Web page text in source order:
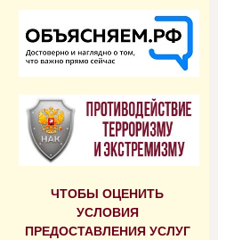
ЧТОБЫ ОЦЕНИТЬ
УСЛОВИЯ
ПРЕДОСТАВЛЕНИЯ УСЛУГ